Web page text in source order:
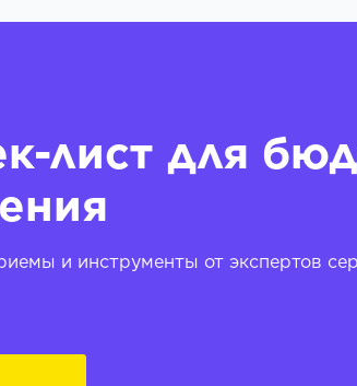
лист для
и инструменты от экспертов